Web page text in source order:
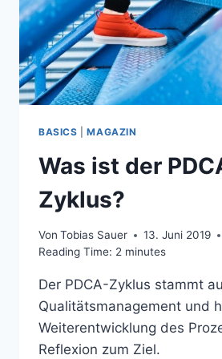
BASICS |MAGAZIN
Was ist der
Zyklus?
Von Tobias Sauer
13. Juni 2019
Reading Time: 2 minutes
Der PDCA-Zyklus stammt
Qualitätsmanagement und
Weiterentwicklung des
Reflexion zum Ziel.